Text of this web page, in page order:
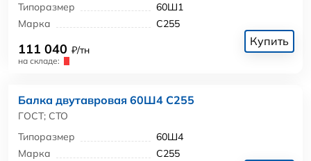
Типоразмер
60Ш1
Марка
С255
111 040 ₽/тн
на складе:
Купить
Балка двутавровая 60Ш4 С255
ГОСТ; СТО
Типоразмер
60Ш4
Марка
С255